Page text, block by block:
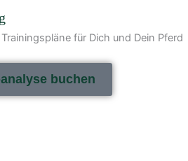
für Dich und Dein Pferd
buchen